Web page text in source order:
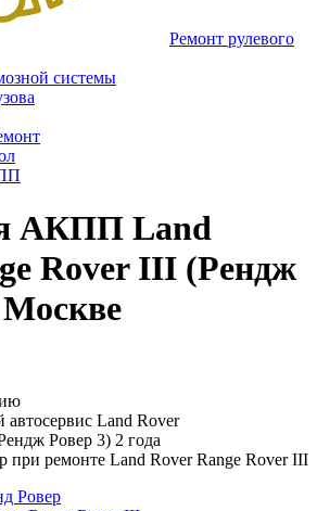
Ремонт рулевого
системы
АКПП Land
Rover III (Рендж
Land Rover
Ровер 3) 2 года
при ремонте Land Rover Range Rover III
Ровер